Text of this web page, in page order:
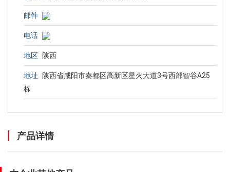
邮件
电话
地区 陕西
地址
陕西省咸阳市秦都区高新区星火大道3号西部智谷A25
栋
产品详情